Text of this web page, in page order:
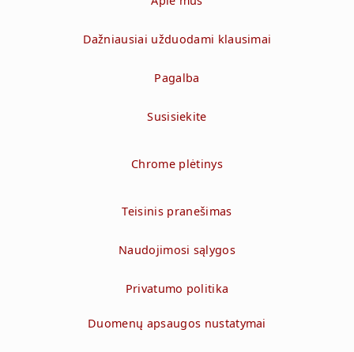
Dažniausiai užduodami klausimai
Pagalba
Susisiekite
Chrome plėtinys
Teisinis pranešimas
Naudojimosi sąlygos
Privatumo politika
Duomenų apsaugos nustatymai